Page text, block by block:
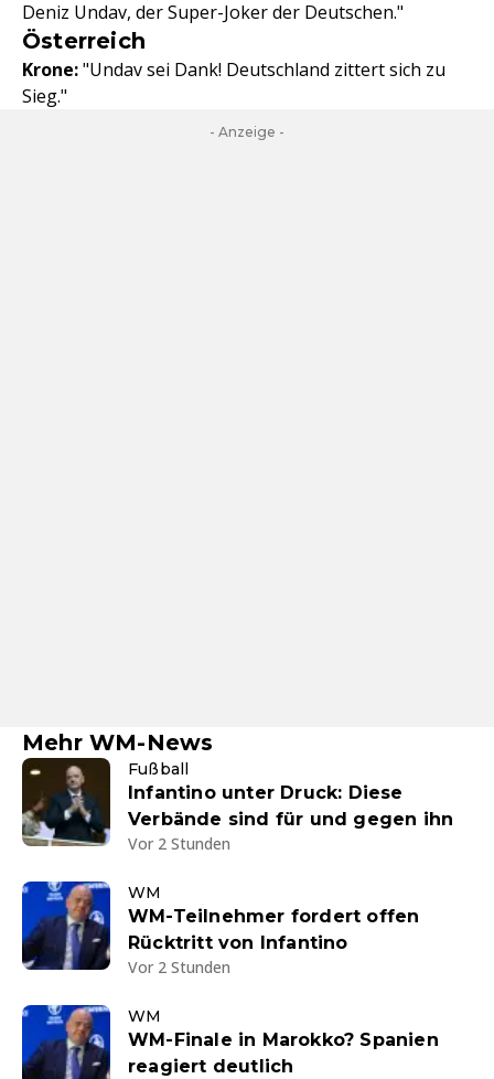
Deniz Undav, der Super-Joker der Deutschen."
Österreich
Krone:"Undav sei Dank! Deutschland zittert sich zu
Sieg."
- Anzeige -
Mehr WM-News
Fußball
Infantino unter Druck: Diese
Verbände sind für und gegen ihn
Vor 2 Stunden
WM
WM-Teilnehmer fordert offen
Rücktritt von Infantino
Vor 2 Stunden
WM
WM-Finale in Marokko? Spanien
reagiert deutlich